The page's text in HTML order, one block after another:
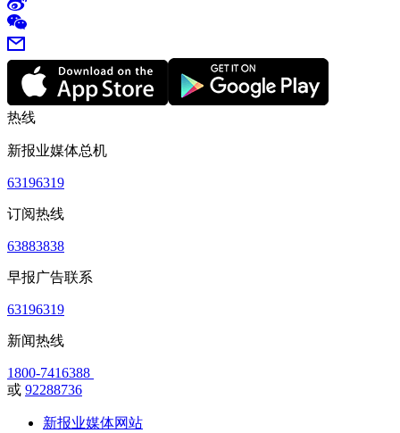
热线
新报业媒体总机
63196319
订阅热线
63883838
早报广告联系
63196319
新闻热线
1800-7416388
或 92288736
新报业媒体网站